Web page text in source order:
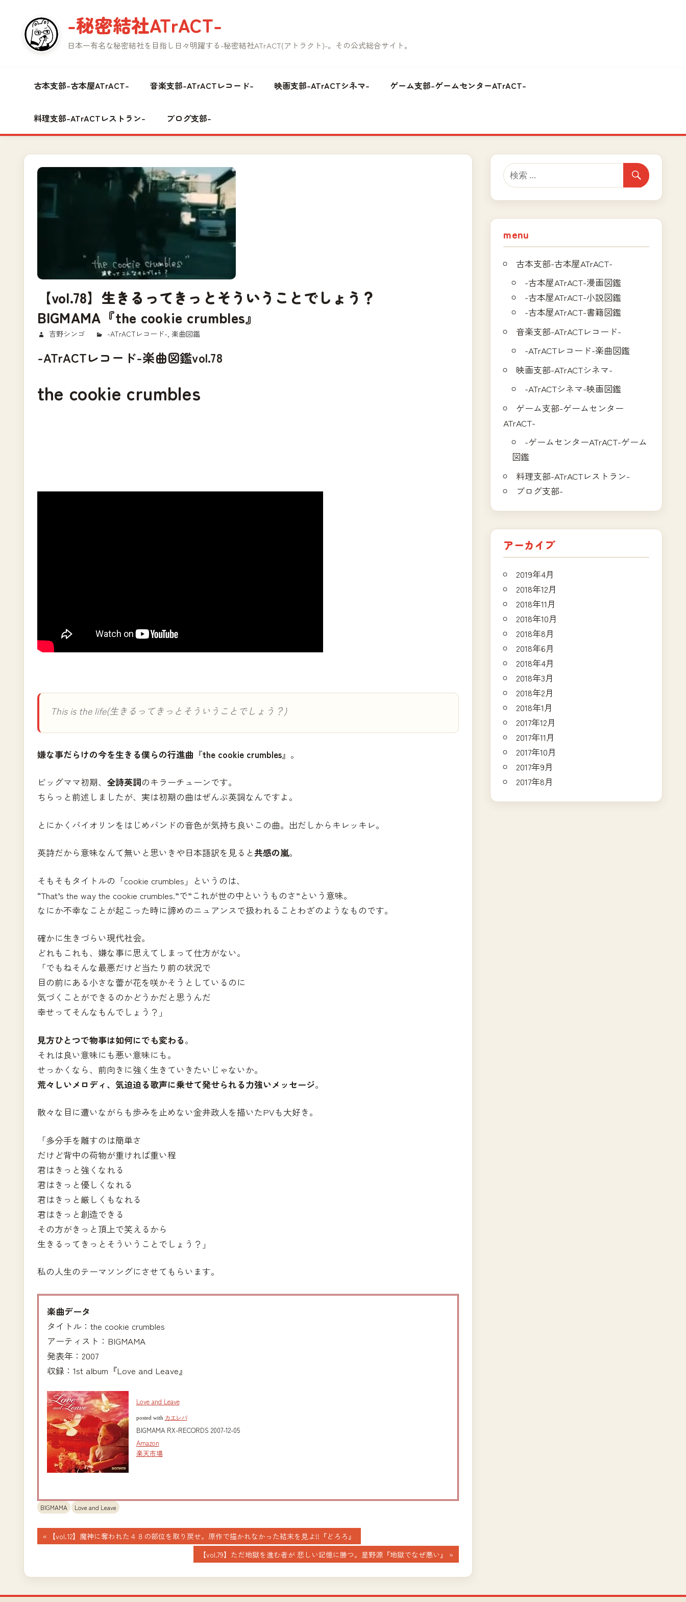
プ
-秘密結社ATrACT-
日本一有名な秘密結社を目指し日々明躍する-秘密結社ATrACT(アトラクト)-。その公式総合サイト。
古本支部-古本屋ATrACT- 音楽支部-ATrACTレコード- 映画支部-ATrACTシネマ- ゲーム支部-ゲームセンターATrACT-
料理支部-ATrACTレストラン- ブログ支部-
【vol.78】生きるってきっとそういうことでしょう？
BIGMAMA『the cookie crumbles』
2018/03/13
吉野シンゴ -ATrACTレコード- 楽曲図鑑
-ATrACTレコード-楽曲図鑑vol.78
the cookie crumbles
This is the life(生きるってきっとそういうことでしょう？)
嫌な事だらけの今を生きる僕らの行進曲 『the cookie crumbles』。
ビッグママ初期、 全詩英詞のキラーチューンです。
ちらっと前述しましたが、実は初期の曲はぜんぶ英詞なんですよ。
とにかくバイオリンをはじめバンドの音色が気持ち良いこの曲。出だしからキレッキレ。
英詩だから意味なんて無いと思いきや日本語訳を見ると共感の嵐。
そもそもタイトルの「cookie crumbles」というのは、
“That’s the way the cookie crumbles.”で”これが世の中というものさ”という意味。
なにか不幸なことが起こった時に諦めのニュアンスで扱われることわざのようなものです。
確かに生きづらい現代社会。
どれもこれも、嫌な事に思えてしまって仕方がない。
「でもねそんな最悪だけど当たり前の状況で
目の前にある小さな蕾が花を咲かそうとしているのに
気づくことができるのかどうかだと思うんだ
幸せってそんなもんでしょう？」
見方ひとつで物事は如何にでも変わる。
それは良い意味にも悪い意味にも。
せっかくなら、前向きに強く生きていきたいじゃないか。
荒々しいメロディ、気迫迫る歌声に乗せて発せられる力強いメッセージ。
散々な目に遭いながらも歩みを止めない金井政人を描いたPVも大好き。
「多分手を離すのは簡単さ
だけど背中の荷物が重ければ重い程
君はきっと強くなれる
君はきっと優しくなれる
君はきっと厳しくもなれる
君はきっと創造できる
その方がきっと頂上で笑えるから
生きるってきっとそういうことでしょう？」
私の人生のテーマソングにさせてもらいます。
楽曲データ
タイトル：the cookie crumbles
アーティスト：BIGMAMA
発表年：2007
収録：1st album『Love and Leave』
Love and Leave
posted with カエレバ
BIGMAMA RX-RECORDS 2007-12-05
Amazon
楽天市場
BIGMAMA Love and Leave
投
ナ
ビ
前【vol.12】魔神に奪われた４８の部位を取り戻せ。原作で描かれなかった結末を見よ!!『どろろ』
次
の
記
【vol.79】ただ地獄を進む者が 悲しい記憶に勝つ。星野源『地獄でなぜ悪い』
menu
古本支部-古本屋ATrACT-
-古本屋ATrACT-漫画図鑑
-古本屋ATrACT-小説図鑑
-古本屋ATrACT-書籍図鑑
音楽支部-ATrACTレコード-
-ATrACTレコード-楽曲図鑑
映画支部-ATrACTシネマ-
-ATrACTシネマ-映画図鑑
ゲーム支部-ゲームセンター
ATrACT-
-ゲームセンターATrACT-ゲーム
図鑑
料理支部-ATrACTレストラン-
ブログ支部-
アーカイブ
2019年4月
2018年12月
2018年11月
2018年10月
2018年8月
2018年6月
2018年4月
2018年3月
2018年2月
2018年1月
2017年12月
2017年11月
2017年10月
2017年9月
2017年8月